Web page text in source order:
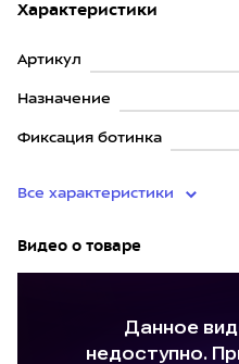
Характеристики
Артикул
Назначение
Фиксация ботинка
Все характеристики
Видео о товаре